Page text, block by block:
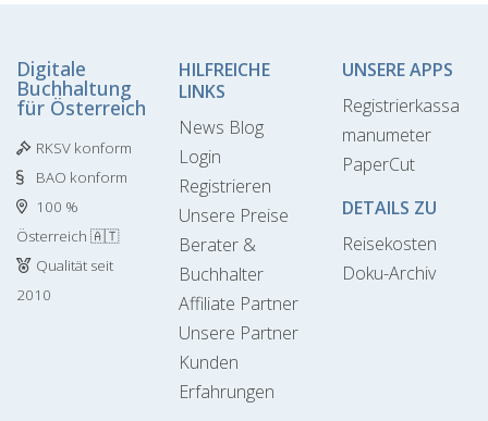
Digitale
Buchhaltung
für Österreich
RKSV konform
BAO konform
100 %
Österreich 🇦🇹
Qualität seit
2010
HILFREICHE
LINKS
News Blog
Login
Registrieren
Unsere Preise
Berater &
Buchhalter
Affiliate Partner
Unsere Partner
Kunden
Erfahrungen
UNSERE APPS
Registrierkassa
manumeter
PaperCut
DETAILS ZU
Reisekosten
Doku-Archiv